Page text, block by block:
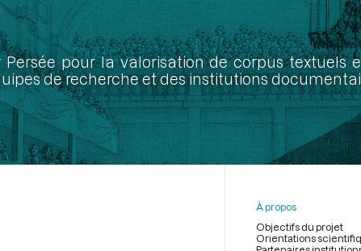
pour la valorisation de corpus textuels
de recherche et des institutions
À propos
Objectifs du projet
Orientations